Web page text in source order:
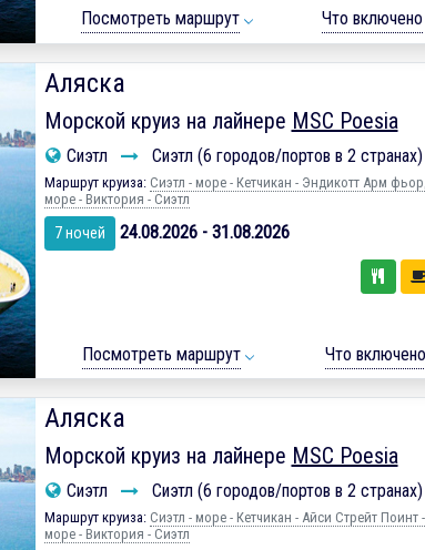
Посмотреть маршрут Что включено
Аляска
Морской круиз на лайнере MSC Poesia
Сиэтл Сиэтл (6 городов/портов в 2 странах)
Маршрут круиза: Сиэтл - море - Кетчикан - Эндикотт Арм
море - Виктория - Сиэтл
7 ночей 24.08.2026 - 31.08.2026
Посмотреть маршрут Что включено
Аляска
Морской круиз на лайнере MSC Poesia
Сиэтл Сиэтл (6 городов/портов в 2 странах)
Маршрут круиза: Сиэтл - море - Кетчикан - Айси Стрейт
море - Виктория - Сиэтл